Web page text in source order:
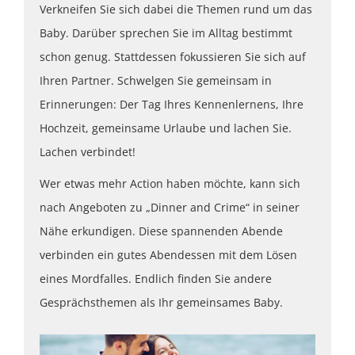
Verkneifen Sie sich dabei die Themen rund um das
Baby. Darüber sprechen Sie im Alltag bestimmt
schon genug. Stattdessen fokussieren Sie sich auf
Ihren Partner. Schwelgen Sie gemeinsam in
Erinnerungen: Der Tag Ihres Kennenlernens, Ihre
Hochzeit, gemeinsame Urlaube und lachen Sie.
Lachen verbindet!
Wer etwas mehr Action haben möchte, kann sich
nach Angeboten zu „Dinner and Crime“ in seiner
Nähe erkundigen. Diese spannenden Abende
verbinden ein gutes Abendessen mit dem Lösen
eines Mordfalles. Endlich finden Sie andere
Gesprächsthemen als Ihr gemeinsames Baby.